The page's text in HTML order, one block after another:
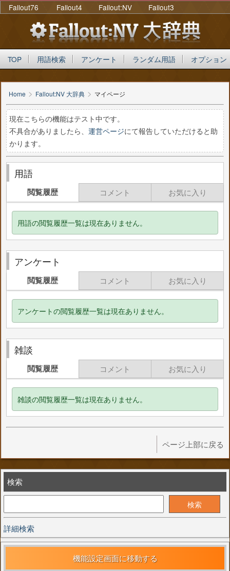
Fallout76 Fallout4 Fallout:NV Fallout3
TOP 用語検索 アンケート ランダム用語 オプション
Home > Fallout:NV 大辞典 > マイページ
現在こちらの機能はテスト中です。
不具合がありましたら、 運営ページにて報告していただけると助
かります。
用語
閲覧履歴 コメント お気に入り
用語の閲覧履歴一覧は現在ありません。
アンケート
閲覧履歴 コメント お気に入り
アンケートの閲覧履歴一覧は現在ありません。
雑談
閲覧履歴 コメント お気に入り
雑談の閲覧履歴一覧は現在ありません。
ページ上部に戻る
検索
詳細検索
機能設定画面に移動する